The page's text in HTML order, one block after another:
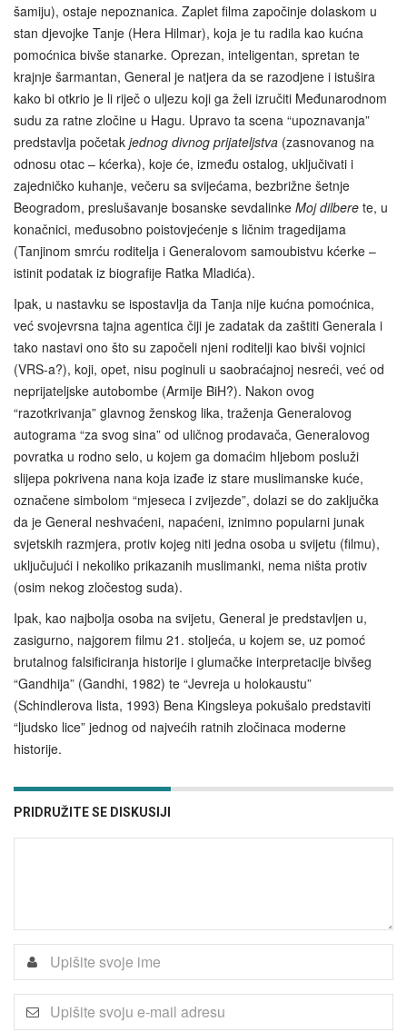
šamiju), ostaje nepoznanica. Zaplet filma započinje dolaskom u
stan djevojke Tanje (Hera Hilmar), koja je tu radila kao kućna
pomoćnica bivše stanarke. Oprezan, inteligentan, spretan te
krajnje šarmantan, General je natjera da se razodjene i istušira
kako bi otkrio je li riječ o uljezu koji ga želi izručiti Međunarodnom
sudu za ratne zločine u Hagu. Upravo ta scena “upoznavanja”
predstavlja početak jednog divnog prijateljstva (zasnovanog na
odnosu otac – kćerka), koje će, između ostalog, uključivati i
zajedničko kuhanje, večeru sa svijećama, bezbrižne šetnje
Beogradom, preslušavanje bosanske sevdalinke Moj dilbere te, u
konačnici, međusobno poistovjećenje s ličnim tragedijama
(Tanjinom smrću roditelja i Generalovom samoubistvu kćerke –
istinit podatak iz biografije Ratka Mladića).
Ipak, u nastavku se ispostavlja da Tanja nije kućna pomoćnica,
već svojevrsna tajna agentica čiji je zadatak da zaštiti Generala i
tako nastavi ono što su započeli njeni roditelji kao bivši vojnici
(VRS-a?), koji, opet, nisu poginuli u saobraćajnoj nesreći, već od
neprijateljske autobombe (Armije BiH?). Nakon ovog
“razotkrivanja” glavnog ženskog lika, traženja Generalovog
autograma “za svog sina” od uličnog prodavača, Generalovog
povratka u rodno selo, u kojem ga domaćim hljebom posluži
slijepa pokrivena nana koja izađe iz stare muslimanske kuće,
označene simbolom “mjeseca i zvijezde”, dolazi se do zaključka
da je General neshvaćeni, napaćeni, iznimno popularni junak
svjetskih razmjera, protiv kojeg niti jedna osoba u svijetu (filmu),
uključujući i nekoliko prikazanih muslimanki, nema ništa protiv
(osim nekog zločestog suda).
Ipak, kao najbolja osoba na svijetu, General je predstavljen u,
zasigurno, najgorem filmu 21. stoljeća, u kojem se, uz pomoć
brutalnog falsificiranja historije i glumačke interpretacije bivšeg
“Gandhija” (Gandhi, 1982) te “Jevreja u holokaustu”
(Schindlerova lista, 1993) Bena Kingsleya pokušalo predstaviti
“ljudsko lice” jednog od najvećih ratnih zločinaca moderne
historije.
PRIDRUŽITE SE DISKUSIJI